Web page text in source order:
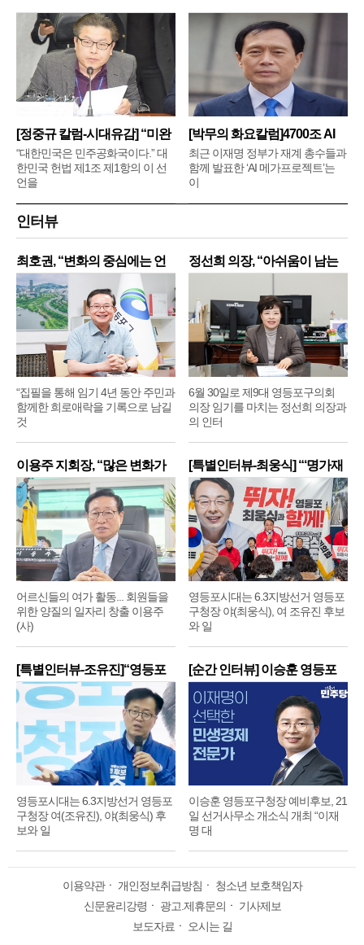
[정중규 칼럼-시대유감] “미완
“대한민국은 민주공화국이다.” 대
한민국 헌법 제1조 제1항의 이 선
언을
[박무의 화요칼럼]4700조 AI
메
최근 이재명 정부가 재계 총수들과
함께 발표한 ‘AI 메가프로젝트’는
이
인터뷰
최호권, “변화의 중심에는 언
제
“집필을 통해 임기 4년 동안 주민과
함께한 희로애락을 기록으로 남길
것
정선희 의장, “아쉬움이 남는
6월 30일로 제9대 영등포구의회
의장 임기를 마치는 정선희 의장과
의 인터
이용주 지회장, “많은 변화가
어르신들의 여가 활동... 회원들을
위한 양질의 일자리 창출 이용주
(사)
[특별인터뷰-최웅식] “‘명가재
영등포시대는 6.3지방선거 영등포
구청장 야(최웅식), 여 조유진 후보
와 일
[특별인터뷰-조유진]“영등포
구
영등포시대는 6.3지방선거 영등포
구청장 여(조유진), 야(최웅식) 후
보와 일
[순간 인터뷰] 이승훈 영등포
구
이승훈 영등포구청장 예비후보, 21
일 선거사무소 개소식 개최 “이재
명 대
이용약관ㆍ 개인정보취급방침 ㆍ 청소년 보호책임자
신문윤리강령 ㆍ 광고.제휴문의 ㆍ 기사제보
보도자료ㆍ 오시는 길